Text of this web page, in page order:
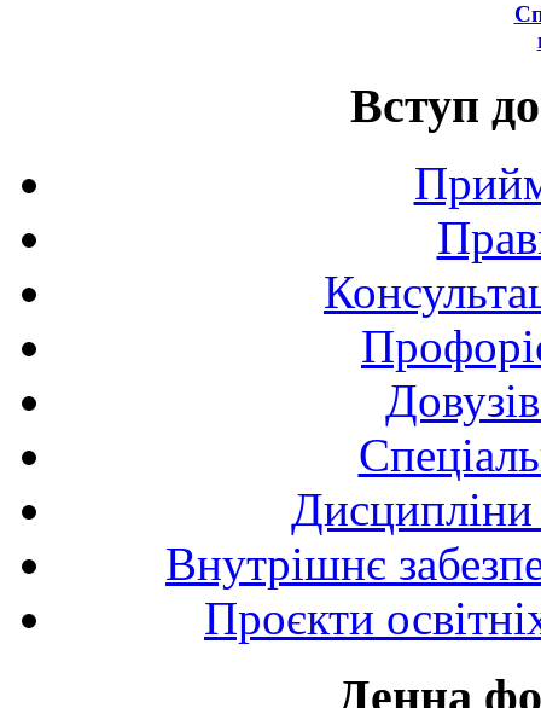
Вступ
Внутрішнє
Проєкти
Денна